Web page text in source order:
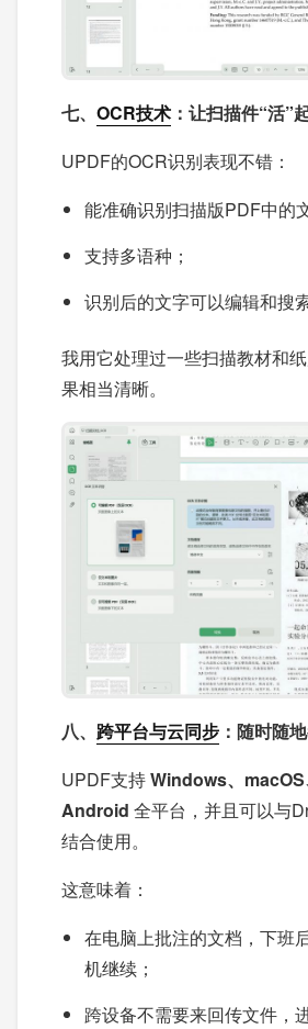
七、 OCR技术 ：让扫描件“活”
UPDF的OCR识别表现不错：
能准确识别扫描版PDF中的
支持多语种；
识别后的文字可以编辑和搜索
我用它处理过一些扫描教材和
果相当清晰。
八、 跨平台与云同步 ：随时随
UPDF支持Windows、macOS
Android 全平台，并且可以与
结合使用。
这意味着：
在电脑上批注的文档，下班
机继续；
跨设备不需要来回传文件，